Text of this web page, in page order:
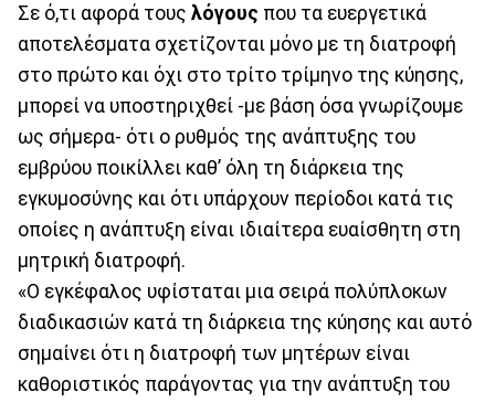
Σε ό,τι αφορά τους λόγους που τα ευεργετικά
αποτελέσματα σχετίζονται μόνο με τη διατροφή
στο πρώτο και όχι στο τρίτο τρίμηνο της κύησης,
μπορεί να υποστηριχθεί -με βάση όσα γνωρίζουμε
ως σήμερα- ότι ο ρυθμός της ανάπτυξης του
εμβρύου ποικίλλει καθ’ όλη τη διάρκεια της
εγκυμοσύνης και ότι υπάρχουν περίοδοι κατά τις
οποίες η ανάπτυξη είναι ιδιαίτερα ευαίσθητη στη
μητρική διατροφή.
«Ο εγκέφαλος υφίσταται μια σειρά πολύπλοκων
διαδικασιών κατά τη διάρκεια της κύησης και αυτό
σημαίνει ότι η διατροφή των μητέρων είναι
καθοριστικός παράγοντας για την ανάπτυξη του